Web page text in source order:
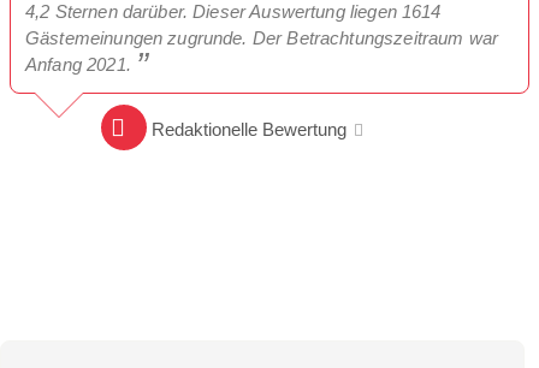
4,2 Sternen darüber. Dieser Auswertung liegen 1614
Gästemeinungen zugrunde. Der Betrachtungszeitraum war
Anfang 2021.
Redaktionelle Bewertung